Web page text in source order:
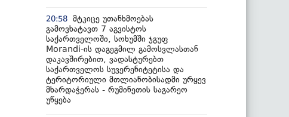
20:58 მტკიცე უთანხმოებას
გამოვხატავთ 7 აგვისტოს
საქართველოში, სოხუმში ჯგუფ
Morandi-ის დაგეგმილ გამოსვლასთან
დაკავშირებით, ვადასტურებთ
საქართველოს სუვერენიტეტისა და
ტერიტორიული მთლიანობისადმი ურყევ
მხარდაჭერას - რუმინეთის საგარეო
უწყება